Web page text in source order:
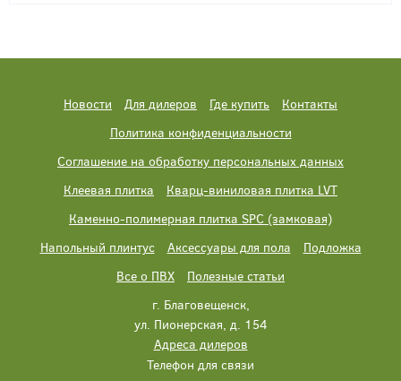
Новости Для дилеров Где купить
Контакты
Политика конфиденциальности
Соглашение на обработку персональных данных
Клеевая плитка
Кварц-виниловая плитка LVT
Каменно-полимерная плитка SPC (замковая)
Напольный плинтус
Аксессуары для пола
Подложка
Все о ПВХ
Полезные статьи
г. Благовещенск,
ул. Пионерская, д. 154
Адреса дилеров
Телефон для связи